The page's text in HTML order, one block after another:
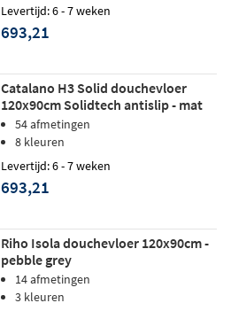
Levertijd: 6 - 7 weken
693,21
Catalano H3 Solid douchevloer
120x90cm Solidtech antislip - mat
lino54 afmetingen
8 kleuren
Levertijd: 6 - 7 weken
693,21
Riho Isola douchevloer 120x90cm -
pebble grey
14 afmetingen
3 kleuren